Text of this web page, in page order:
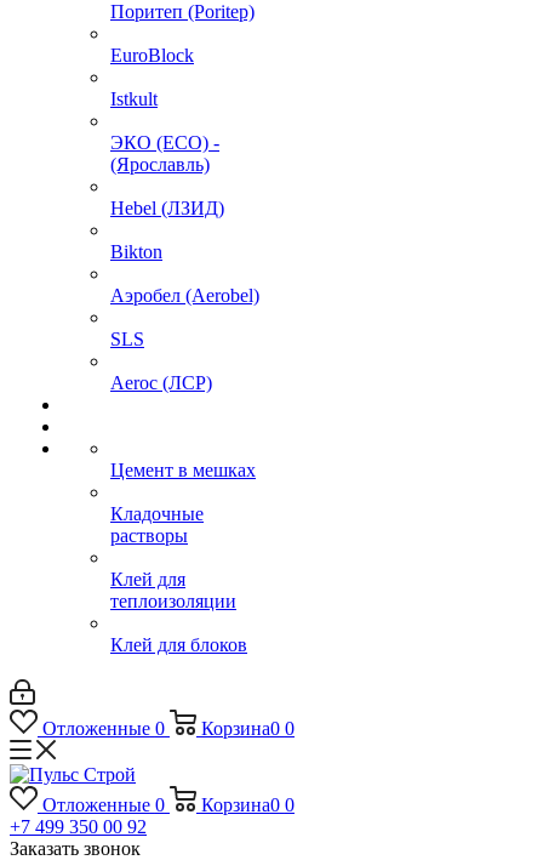
Поритеп (Poritep)
EuroBlock
Istkult
ЭКО (ECO) -
(Ярославль)
Hebel (ЛЗИД)
Bikton
Аэробел (Aerobel)
SLS
Aeroc (ЛСР)
Цемент в мешках
Кладочные
растворы
Клей для
теплоизоляции
Клей для блоков
Отложенные 0 Корзина0 0
Отложенные 0 Корзина0 0
+7 499 350 00 92
Заказать звонок